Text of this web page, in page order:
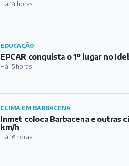
Há 14 horas
EDUCAÇÃO
EPCAR conquista o 1º lugar no
Há 15 horas
CLIMA EM BARBACENA
Inmet coloca Barbacena e outras
km/h
Há 16 horas